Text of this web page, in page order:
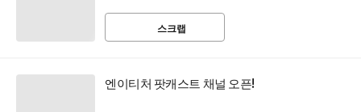
스크랩
엔이티처 팟캐스트 채널 오픈!